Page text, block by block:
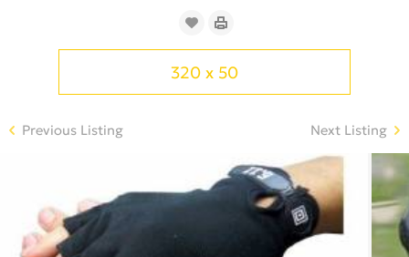
320 x 50
Previous Listing Next Listing